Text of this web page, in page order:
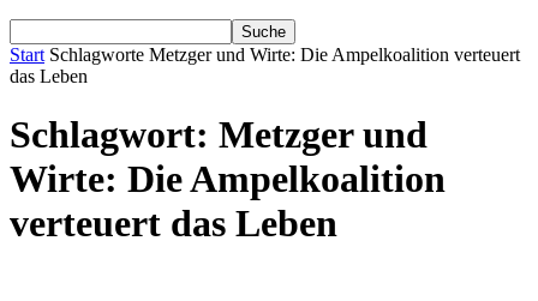
Start Schlagworte Metzger und Wirte: Die Ampelkoalition verteuert
das Leben
Schlagwort: Metzger und
Wirte: Die Ampelkoalition
verteuert das Leben